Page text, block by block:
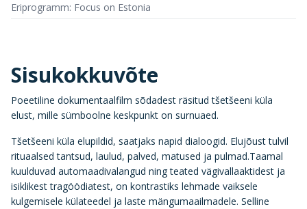
Eriprogramm: Focus on Estonia
Sisukokkuvõte
Poeetiline dokumentaalfilm sõdadest räsitud tšetšeeni küla
elust, mille sümboolne keskpunkt on surnuaed.
Tšetšeeni küla elupildid, saatjaks napid dialoogid. Elujõust tulvil
rituaalsed tantsud, laulud, palved, matused ja pulmad.Taamal
kuulduvad automaadivalangud ning teated vägivallaaktidest ja
isiklikest tragöödiatest, on kontrastiks lehmade vaiksele
kulgemisele külateedel ja laste mängumaailmadele. Selline